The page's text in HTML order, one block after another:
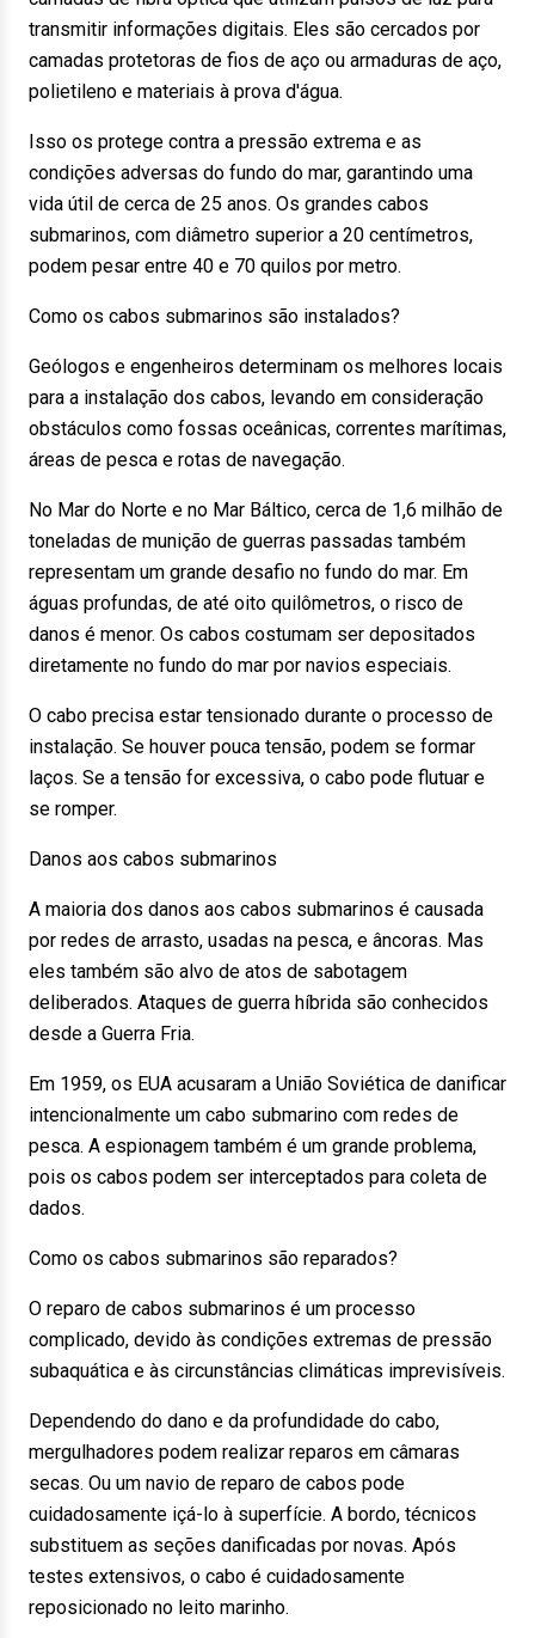
transmitir informações digitais. Eles são cercados por
camadas protetoras de fios de aço ou armaduras de aço,
polietileno e materiais à prova d'água.
Isso os protege contra a pressão extrema e as
condições adversas do fundo do mar, garantindo uma
vida útil de cerca de 25 anos. Os grandes cabos
submarinos, com diâmetro superior a 20 centímetros,
podem pesar entre 40 e 70 quilos por metro.
Como os cabos submarinos são instalados?
Geólogos e engenheiros determinam os melhores locais
para a instalação dos cabos, levando em consideração
obstáculos como fossas oceânicas, correntes marítimas,
áreas de pesca e rotas de navegação.
No Mar do Norte e no Mar Báltico, cerca de 1,6 milhão de
toneladas de munição de guerras passadas também
representam um grande desafio no fundo do mar. Em
águas profundas, de até oito quilômetros, o risco de
danos é menor. Os cabos costumam ser depositados
diretamente no fundo do mar por navios especiais.
O cabo precisa estar tensionado durante o processo de
instalação. Se houver pouca tensão, podem se formar
laços. Se a tensão for excessiva, o cabo pode flutuar e
se romper.
Danos aos cabos submarinos
A maioria dos danos aos cabos submarinos é causada
por redes de arrasto, usadas na pesca, e âncoras. Mas
eles também são alvo de atos de sabotagem
deliberados. Ataques de guerra híbrida são conhecidos
desde a Guerra Fria.
Em 1959, os EUA acusaram a União Soviética de danificar
intencionalmente um cabo submarino com redes de
pesca. A espionagem também é um grande problema,
pois os cabos podem ser interceptados para coleta de
dados.
Como os cabos submarinos são reparados?
O reparo de cabos submarinos é um processo
complicado, devido às condições extremas de pressão
subaquática e às circunstâncias climáticas imprevisíveis.
Dependendo do dano e da profundidade do cabo,
mergulhadores podem realizar reparos em câmaras
secas. Ou um navio de reparo de cabos pode
cuidadosamente içá-lo à superfície. A bordo, técnicos
substituem as seções danificadas por novas. Após
testes extensivos, o cabo é cuidadosamente
reposicionado no leito marinho.